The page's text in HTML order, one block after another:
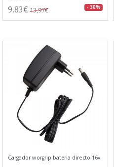
9,83€ 13,97€ - 30%
Cargador worgrip bateria directo 16v.